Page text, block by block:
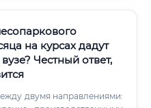
на курсах дадут
Честный ответ,
двумя направлениями: